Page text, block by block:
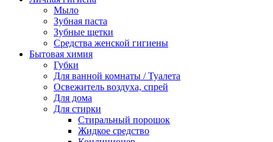
Мыло
Зубная паста
Зубные щетки
Средства женской гигиены
Бытовая химия
Губки
Для ванной комнаты / Туалета
Освежитель воздуха, спрей
Для дома
Для стирки
Стиральный порошок
Жидкое средство